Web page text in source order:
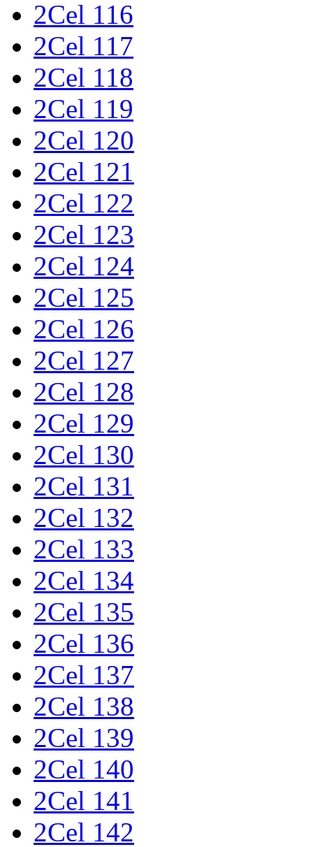
2Cel 116
2Cel 117
2Cel 118
2Cel 119
2Cel 120
2Cel 121
2Cel 122
2Cel 123
2Cel 124
2Cel 125
2Cel 126
2Cel 127
2Cel 128
2Cel 129
2Cel 130
2Cel 131
2Cel 132
2Cel 133
2Cel 134
2Cel 135
2Cel 136
2Cel 137
2Cel 138
2Cel 139
2Cel 140
2Cel 141
2Cel 142